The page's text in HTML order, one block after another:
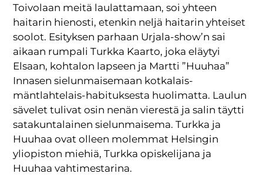
Toivolaan meitä laulattamaan, soi yhteen
haitarin hienosti, etenkin neljä haitarin yhteiset
soolot. Esityksen parhaan Urjala-show’n sai
aikaan rumpali Turkka Kaarto, joka eläytyi
Elsaan, kohtalon lapseen ja Martti ”Huuhaa”
Innasen sielunmaisemaan kotkalais-
mäntlahtelais-habituksesta huolimatta. Laulun
sävelet tulivat osin nenän vierestä ja salin täytti
satakuntalainen sielunmaisema. Turkka ja
Huuhaa ovat olleen molemmat Helsingin
yliopiston miehiä, Turkka opiskelijana ja
Huuhaa vahtimestarina.